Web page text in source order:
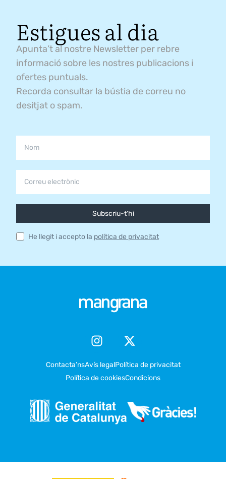
Estigues al dia
Apunta’t al nostre Newsletter per rebre
informació sobre les nostres publicacions i
ofertes puntuals.
Recorda consultar la bústia de correu no
desitjat o spam.
Subscriu-t'hi
He llegit i accepto la política de privacitat
Contacta’nsAvís legalPolítica de privacitat
Política de cookiesCondicions